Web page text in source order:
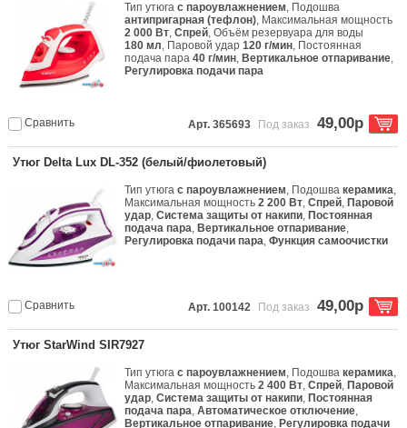
Тип утюгас пароувлажнением, Подошва
антипригарная (тефлон), Максимальная мощность
2 000 Вт,Спрей, Объём резервуара для воды
180 мл, Паровой удар120 г/мин, Постоянная
подача пара40 г/мин, Вертикальное отпаривание,
Регулировка подачи пара
Сравнить Арт. 365693 Под заказ 49,00р
Утюг Delta Lux DL-352 (белый/фиолетовый)
Тип утюгас пароувлажнением, Подошвакерамика,
Максимальная мощность2 200 Вт,Спрей, Паровой
удар,Система защиты от накипи, Постоянная
подача пара, Вертикальное отпаривание,
Регулировка подачи пара,Функция самоочистки
Сравнить Арт. 100142 Под заказ 49,00р
Утюг StarWind SIR7927
Тип утюгас пароувлажнением, Подошвакерамика,
Максимальная мощность2 400 Вт,Спрей, Паровой
удар,Система защиты от накипи, Постоянная
подача пара,Автоматическое отключение,
Вертикальное отпаривание, Регулировка подачи